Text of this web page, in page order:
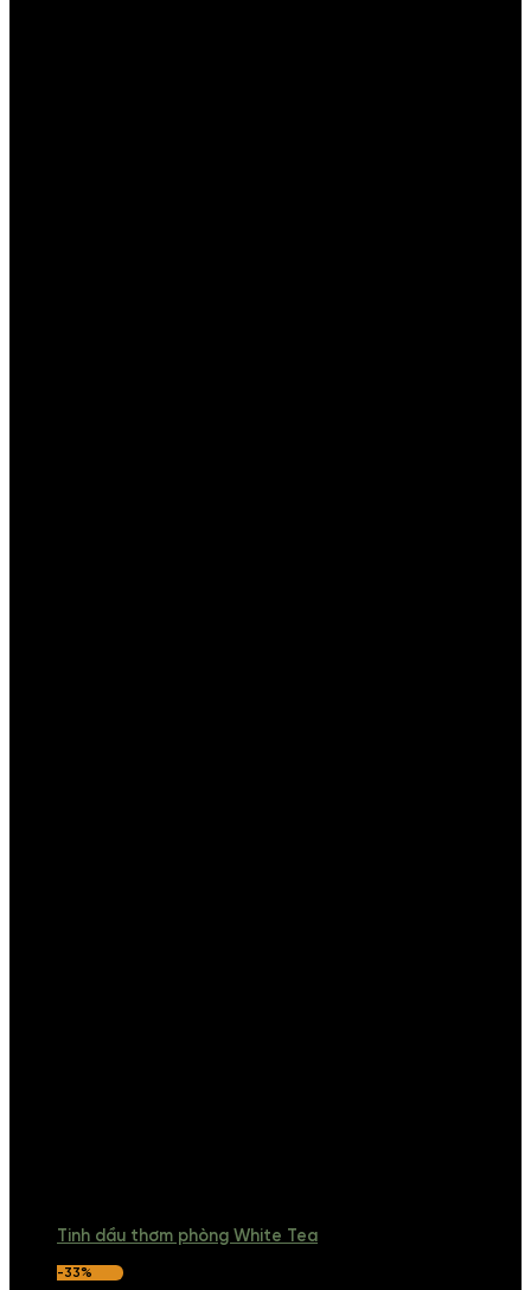
Tinh dầu thơm phòng White Tea
-33%